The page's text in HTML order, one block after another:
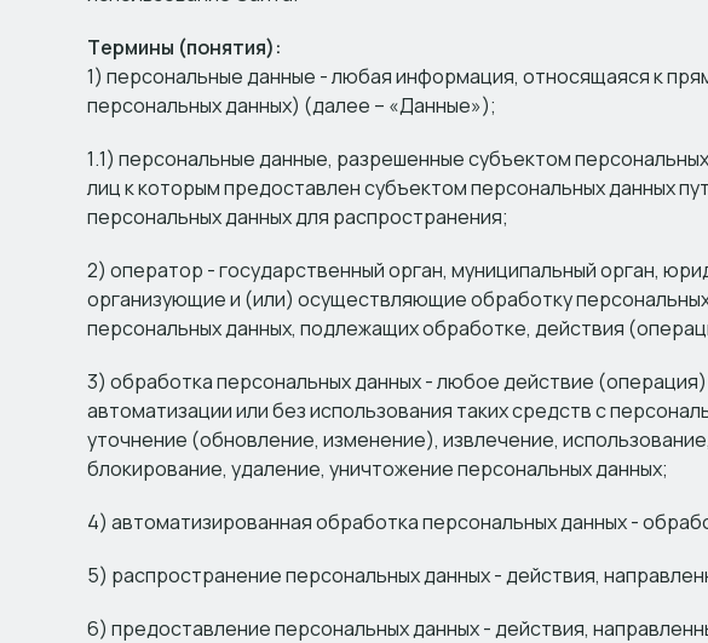
Термины (понятия):
1) персональные данные - любая информация, относящаяся к
персональных данных) (далее – «Данные»);
1.1) персональные данные, разрешенные субъектом
лиц к которым предоставлен субъектом персональных данных
персональных данных для распространения;
2) оператор - государственный орган, муниципальный орган,
организующие и (или) осуществляющие обработку
персональных данных, подлежащих обработке, действия
3) обработка персональных данных - любое действие
автоматизации или без использования таких средств с
уточнение (обновление, изменение), извлечение,
блокирование, удаление, уничтожение персональных данных;
4) автоматизированная обработка персональных данных -
5) распространение персональных данных - действия,
6) предоставление персональных данных - действия,